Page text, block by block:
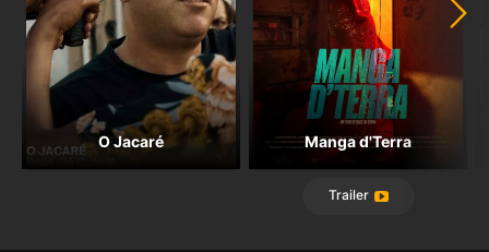
O Jacaré Manga d'Terra
Trailer